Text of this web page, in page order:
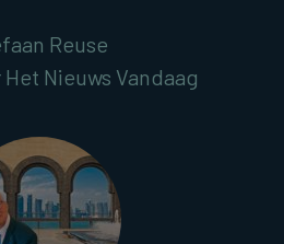
Reuse
Nieuws Vandaag